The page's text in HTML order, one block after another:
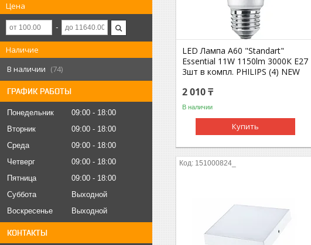
Цена
Наличие
В наличии
74
ГРАФИК РАБОТЫ
Понедельник 09:00
18:00
Вторник
09:00
18:00
Среда
09:00
18:00
Четверг
09:00
18:00
Пятница
09:00
18:00
Суббота
Выходной
Воскресенье
Выходной
КОНТАКТЫ
LED Лампа A60 "Standart"
Essential 11W 1150lm 3000К E27
3шт в компл. PHILIPS (4) NEW
2 010 ₸
В наличии
Купить
151000824_